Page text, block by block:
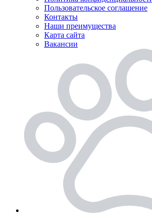
Пользовательское соглашение
Контакты
Наши преимущества
Карта сайта
Вакансии